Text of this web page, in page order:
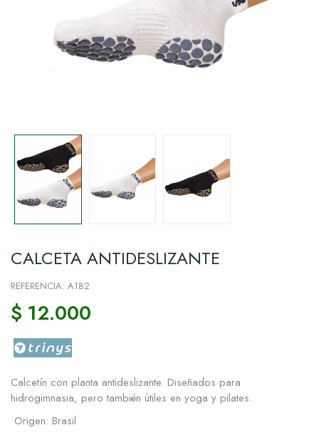
CALCETA ANTIDESLIZANTE
REFERENCIA: A182
$ 12.000
Calcetín con planta antideslizante. Diseñados para
hidrogimnasia, pero también útiles en yoga y pilates.
Origen: Brasil